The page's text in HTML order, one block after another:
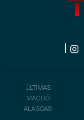
ÚLTIMAS
MACEIÓ
ALAGOAS